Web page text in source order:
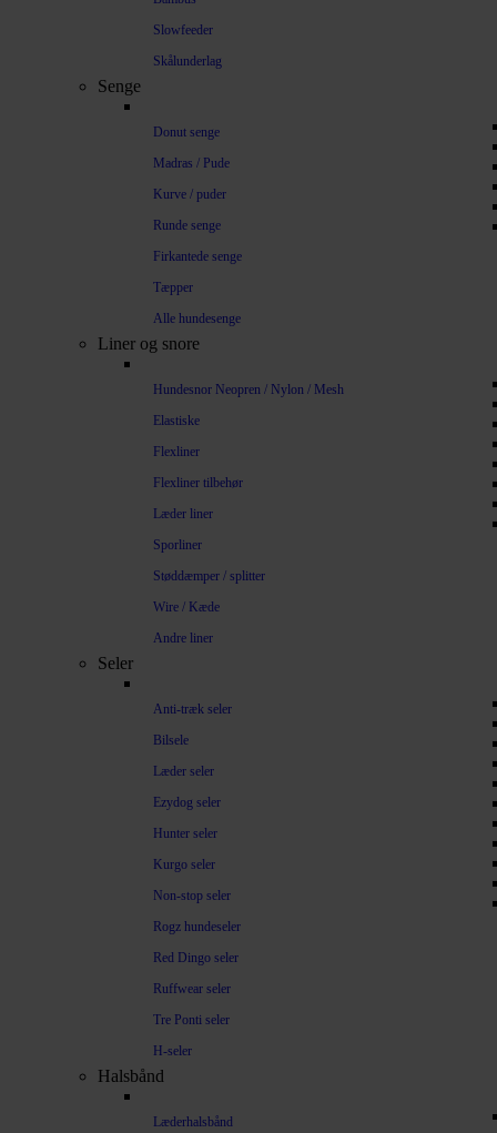
Slowfeeder
Skålunderlag
Senge
Donut senge
Madras / Pude
Kurve / puder
Runde senge
Firkantede senge
Tæpper
Alle hundesenge
Liner og snore
Hundesnor Neopren / Nylon / Mesh
Elastiske
Flexliner
Flexliner tilbehør
Læder liner
Sporliner
Støddæmper / splitter
Wire / Kæde
Andre liner
Seler
Anti-træk seler
Bilsele
Læder seler
Ezydog seler
Hunter seler
Kurgo seler
Non-stop seler
Rogz hundeseler
Red Dingo seler
Ruffwear seler
Tre Ponti seler
H-seler
Halsbånd
Læderhalsbånd